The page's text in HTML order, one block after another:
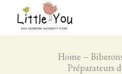
Home
Préparateurs